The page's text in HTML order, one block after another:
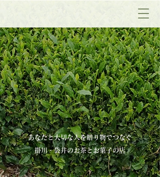
​あなたと大切な人を贈り物でつなぐ
掛川・袋井のお茶とお菓子の店